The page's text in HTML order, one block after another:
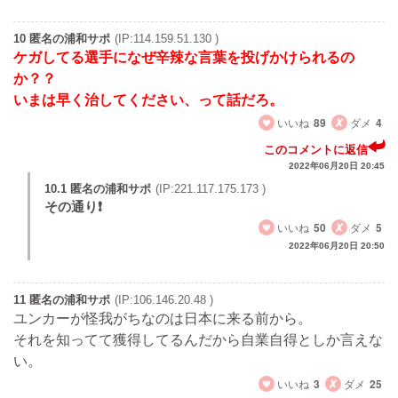
10 匿名の浦和サポ (IP:114.159.51.130 )
ケガしてる選手になぜ辛辣な言葉を投げかけられるの
か？？
いまは早く治してください、って話だろ。
いいね 89 ダメ 4
このコメントに返信
2022年06月20日 20:45
10.1 匿名の浦和サポ (IP:221.117.175.173 )
その通り❗
いいね 50 ダメ 5
2022年06月20日 20:50
11 匿名の浦和サポ (IP:106.146.20.48 )
ユンカーが怪我がちなのは日本に来る前から。
それを知ってて獲得してるんだから自業自得としか言えな
い。
いいね 3 ダメ 25